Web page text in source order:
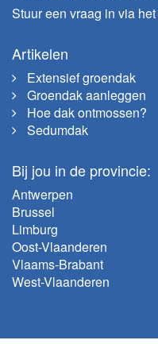
Stuur een vraag in via het
Artikelen
Extensief groendak
Groendak aanleggen
Hoe dak ontmossen?
Sedumdak
Bij jou in de provincie:
Antwerpen
Brussel
Limburg
Oost-Vlaanderen
Vlaams-Brabant
West-Vlaanderen